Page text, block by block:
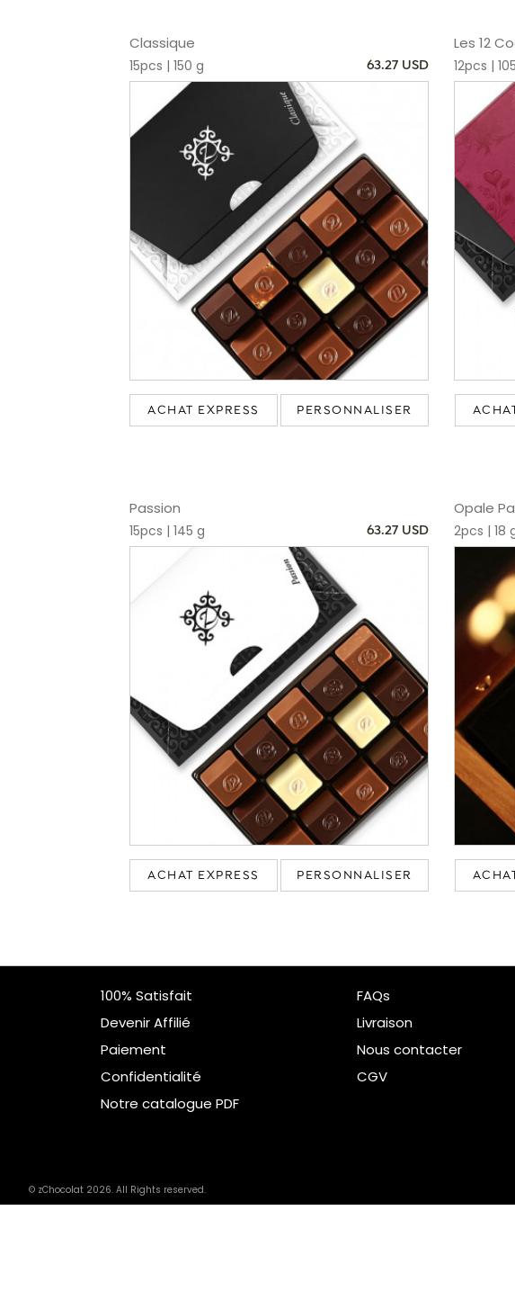
Classique
15pcs | 150 g 63.27 USD
ACHAT EXPRESS PERSONNALISER
Les 12
12pcs |
Passion
15pcs | 145 g 63.27 USD
ACHAT EXPRESS PERSONNALISER
Opale
2pcs | 18
100% Satisfait
Devenir Affilié
Paiement
Confidentialité
Notre catalogue PDF
FAQs
Livraison
Nous contacter
CGV
© zChocolat 2026. All Rights reserved.